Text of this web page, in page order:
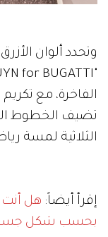
وتحدد ألوان
الفاخرة، مع
تضيف الخطوط
الثلاثية لمسة
إقرأ أيضاً: هل أنت
بحسب شكل